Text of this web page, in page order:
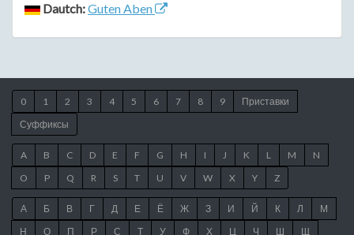
Dautch:Guten Aben
0 1 2 3 4 5 6 7 8 9
Приставки
Суффиксы
A B C D E F G H I J K L M
N
O
P Q R S T U V W X Y Z
А Б В Г Д Е Ё Ж З И Й К Л
М
Н
О П Р С Т У Ф Х Ц Ч Ш Щ